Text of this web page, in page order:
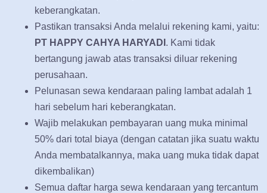
keberangkatan.
Pastikan transaksi Anda melalui rekening kami, yaitu:
PT HAPPY CAHYA HARYADI . Kami tidak
bertangung jawab atas transaksi diluar rekening
perusahaan.
Pelunasan sewa kendaraan paling lambat adalah 1
hari sebelum hari keberangkatan.
Wajib melakukan pembayaran uang muka minimal
50% dari total biaya (dengan catatan jika suatu waktu
Anda membatalkannya, maka uang muka tidak dapat
dikembalikan)
Semua daftar harga sewa kendaraan yang tercantum